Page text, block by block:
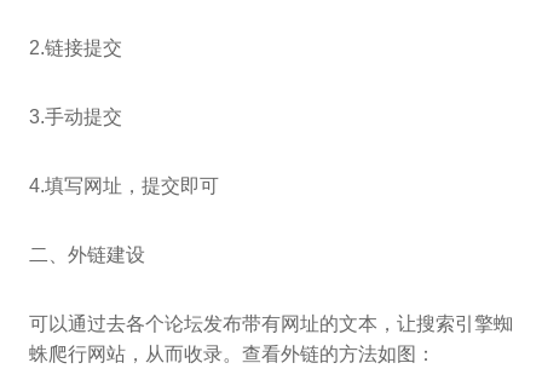
2.链接提交
3.手动提交
4.填写网址，提交即可
二、外链建设
可以通过去各个论坛发布带有网址的文本，让搜索引擎蜘
蛛爬行网站，从而收录。查看外链的方法如图：